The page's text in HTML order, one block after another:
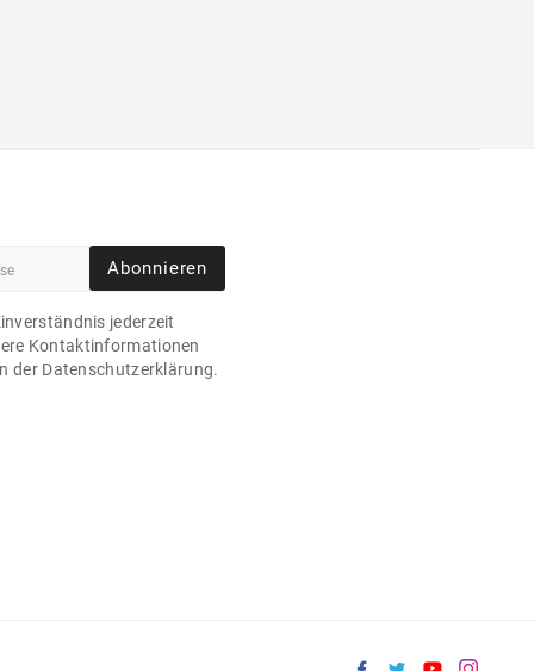
Abonnieren
jederzeit
Kontaktinformationen
der Datenschutzerklärung.